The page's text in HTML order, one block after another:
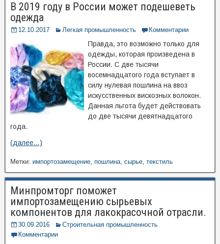
В 2019 году в России может подешеветь
одежда
12.10.2017 Легкая промышленность Комментарии
Правда, это возможно только для
одежды, которая произведена в
России. С две тысячи
восемнадцатого года вступает в
силу нулевая пошлина на ввоз
искусственных вискозных волокон.
Данная льгота будет действовать
до две тысячи девятнадцатого
года.
(далее…)
Метки: импортозамещение, пошлина, сырье, текстиль
Минпромторг поможет
импортозамещению сырьевых
компонентов для лакокрасочной отрасли.
30.09.2016
Строительная промышленность
Комментарии